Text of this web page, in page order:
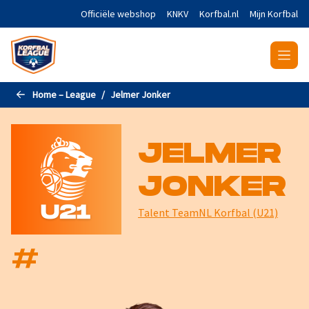
Naar de hoofdinhoud gaanOfficiële webshop KNKV Korfbal.nl Mijn Korfbal
Home – League Jelmer Jonker
JELMER
JONKER
Talent TeamNL Korfbal (U21)
#